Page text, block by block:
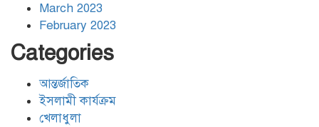
March 2023
February 2023
Categories
আন্তর্জাতিক
ইসলামী কার্যক্রম
খেলাধুলা